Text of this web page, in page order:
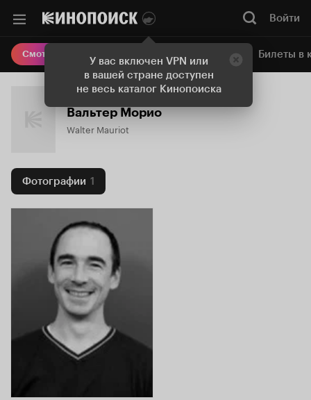
У вас включен VPN или
в вашей стране доступен
не весь каталог Кинопоиска
Войти
Смотреть кино Онлайн-кинотеатр Билеты в
Вальтер Морио
Walter Mauriot
Фотографии 1